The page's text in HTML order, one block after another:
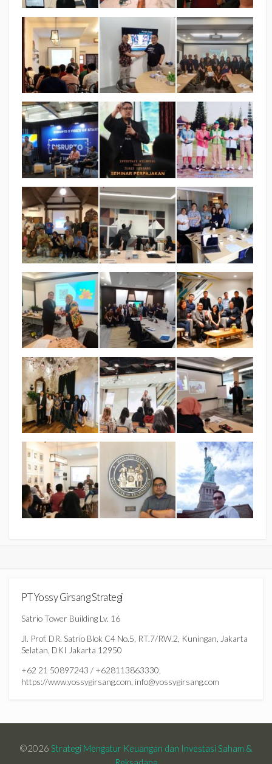
PT Yossy Girsang Strategi
Satrio Tower Building Lv. 16
Jl. Prof. DR. Satrio Blok C4 No.5, RT.7/RW.2, Kuningan, Jakarta
Selatan, DKI Jakarta 12950
+62 21 50897243 / +628113863330,
https://www.yossygirsang.com, info@yossygirsang.com
©2026 Strategi Mengatur Keuangan dan Investasi Saham &